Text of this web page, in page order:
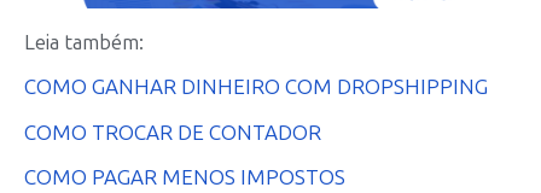
Leia também:
COMO GANHAR DINHEIRO COM DROPSHIPPING
COMO TROCAR DE CONTADOR
COMO PAGAR MENOS IMPOSTOS